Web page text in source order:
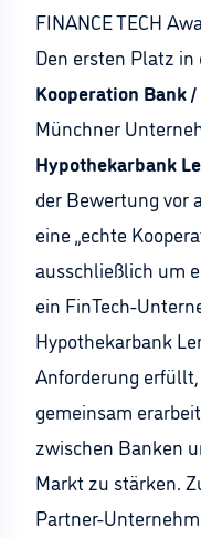
FINANCE TECH
Den ersten Platz in
Kooperation Bank /
Münchner
Hypothekarbank
der Bewertung vor
eine „echte
ausschließlich um
ein FinTech-
Hypothekarbank
Anforderung
gemeinsam
zwischen Banken
Markt zu stärken.
Partner-